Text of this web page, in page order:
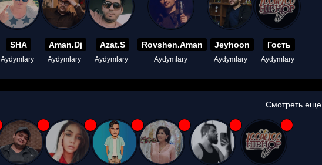
SHA
Aydymlary
Aman.Dj
Aydymlary
Azat.S
Aydymlary
Rovshen.Aman
Aydymlary
Jeyhoon
Aydymlary
Гость
Aydymlary
Смотреть еще